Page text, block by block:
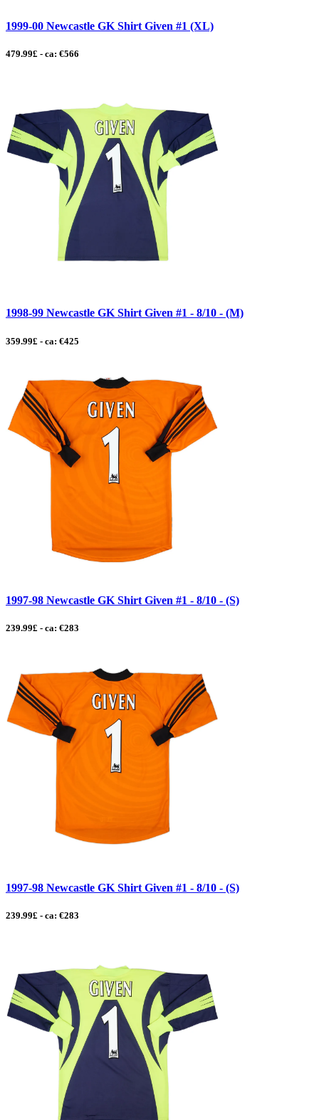
1999-00 Newcastle GK Shirt Given #1 (XL)
479.99£ - ca: €566
1998-99 Newcastle GK Shirt Given #1 - 8/10 - (M)
359.99£ - ca: €425
1997-98 Newcastle GK Shirt Given #1 - 8/10 - (S)
239.99£ - ca: €283
1997-98 Newcastle GK Shirt Given #1 - 8/10 - (S)
239.99£ - ca: €283